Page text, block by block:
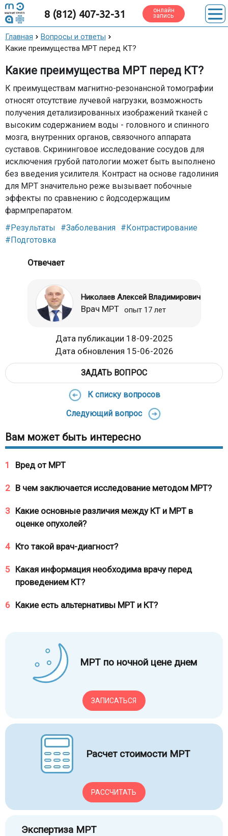
8 (812) 407-32-31 онлайн
запись
Главная
Вопросы и ответы
Какие преимущества МРТ перед КТ?
МРТ по ночной цене днем
ЗАПИСАТЬСЯ
Расчет стоимости МРТ
РАССЧИТАТЬ
Экспертиза МРТ
Какие преимущества МРТ перед КТ?
К преимуществам магнитно-резонансной томографии
относят отсутствие лучевой нагрузки, возможность
получения детализированных изображений тканей с
высоким содержанием воды - головного и спинного
мозга, внутренних органов, связочного аппарата
суставов. Скрининговое исследование сосудов для
исключения грубой патологии может быть выполнено
без введения усилителя. Контраст на основе гадолиния
для МРТ значительно реже вызывает побочные
эффекты по сравнению с йодсодержащим
фармпрепаратом.
#Результаты
#Заболевания #Контрастирование
#Подготовка
Отвечает
Николаев Алексей Владимирович
Врач МРТ опыт 17 лет
Дата публикации 18-09-2025
Дата обновления 15-06-2026
ЗАДАТЬ ВОПРОС
К списку вопросов
Следующий вопрос
Вам может быть интересно
1 Вред от МРТ
2 В чем заключается исследование методом МРТ?
3 Какие основные различия между КТ и МРТ в
оценке опухолей?
4 Кто такой врач-диагност?
5 Какая информация необходима врачу перед
проведением КТ?
6 Какие есть альтернативы МРТ и КТ?